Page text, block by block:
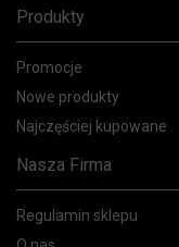
Produkty
Promocje
Nowe produkty
Najczęściej kupowane
Nasza Firma
Regulamin sklepu